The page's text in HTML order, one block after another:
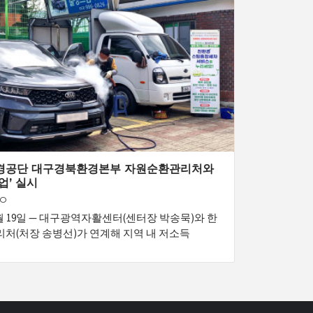
공단 대구경북환경본부 자원순환관리처와
’ 실시
19일 — 대구광역자활센터(센터장 박송묵)와 한
(처장 송병선)가 연계해 지역 내 저소득